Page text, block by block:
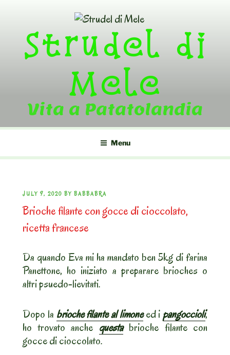
contentStrudel di
Mele
Vita a Patatolandia
Menu
POSTED
ON
JULY 9, 2020 BY BABBABRA
Brioche filante con gocce di cioccolato,
ricetta francese
Da quando Eva mi ha mandato ben 5kg di farina
Panettone, ho iniziato a preparare brioches o
altri psuedo-lievitati.
Dopo la brioche filante al limoneed ipangoccioli,
ho trovato anche questabrioche filante con
gocce di cioccolato.